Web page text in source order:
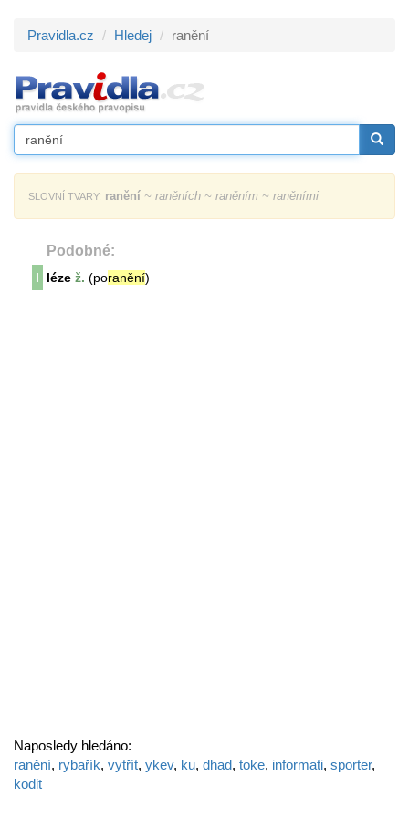
Pravidla.cz Hledej ranění
SLOVNÍ TVARY: ranění ~ raněních ~ raněním ~ raněními
Podobné:
l léze ž. (poranění)
Naposledy hledáno:
ranění, rybařík, vytřít, ykev, ku, dhad, toke, informati, sporter,
kodit